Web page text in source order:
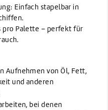
Einfach stapelbar in
pro Palette – perfekt für
Aufnehmen von Öl, Fett,
und anderen
bei denen